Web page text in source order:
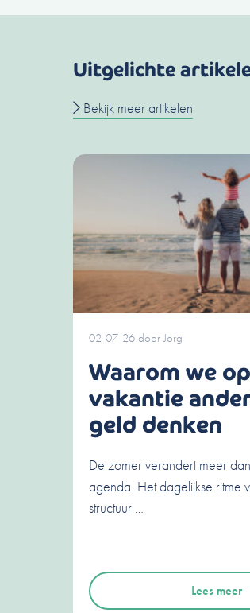
Uitgelichte
Bekijk meer artikelen
02-07-26 doorJorg
Waarom we op
vakantie
geld denken
De zomer verandert meer
agenda. Het dagelijkse ritme
structuur …
Lees meer